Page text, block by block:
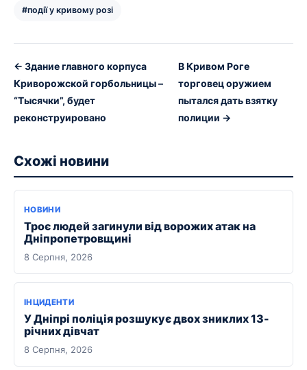
#події у кривому розі
← Здание главного корпуса
Криворожской горбольницы –
“Тысячки”, будет
реконструировано
В Кривом Роге
торговец оружием
пытался дать взятку
полиции →
Схожі новини
НОВИНИ
Троє людей загинули від ворожих атак на
Дніпропетровщині
8 Серпня, 2026
ІНЦИДЕНТИ
У Дніпрі поліція розшукує двох зниклих 13-
річних дівчат
8 Серпня, 2026